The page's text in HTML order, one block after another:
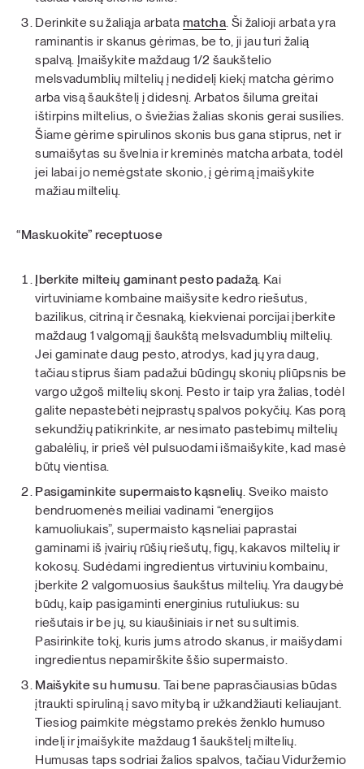
Derinkite su žaliąja arbatamatcha. Ši žalioji arbata yra
raminantis ir skanus gėrimas, be to, ji jau turi žalią
spalvą. Įmaišykite maždaug 1/2 šaukštelio
melsvadumblių miltelių į nedidelį kiekį matcha gėrimo
arba visą šaukštelį į didesnį. Arbatos šiluma greitai
ištirpins miltelius, o šviežias žalias skonis gerai susilies.
Šiame gėrime spirulinos skonis bus gana stiprus, net ir
sumaišytas su švelnia ir kreminės matcha arbata, todėl
jei labai jo nemėgstate skonio, į gėrimą įmaišykite
mažiau miltelių.
“Maskuokite” receptuose
Įberkite milteių gaminant pesto padažą. Kai
virtuviniame kombaine maišysite kedro riešutus,
bazilikus, citriną ir česnaką, kiekvienai porcijai įberkite
maždaug 1 valgomąjį šaukštą melsvadumblių miltelių.
Jei gaminate daug pesto, atrodys, kad jų yra daug,
tačiau stiprus šiam padažui būdingų skonių pliūpsnis be
vargo užgoš miltelių skonį. Pesto ir taip yra žalias, todėl
galite nepastebėti neįprastų spalvos pokyčių. Kas porą
sekundžių patikrinkite, ar nesimato pastebimų miltelių
gabalėlių, ir prieš vėl pulsuodami išmaišykite, kad masė
būtų vientisa.
Pasigaminkite supermaisto kąsnelių . Sveiko maisto
bendruomenės meiliai vadinami “energijos
kamuoliukais”, supermaisto kąsneliai paprastai
gaminami iš įvairių rūšių riešutų, figų, kakavos miltelių ir
kokosų. Sudėdami ingredientus virtuviniu kombainu,
įberkite 2 valgomuosius šaukštus miltelių. Yra daugybė
būdų, kaip pasigaminti energinius rutuliukus: su
riešutais ir be jų, su kiaušiniais ir net su sultimis.
Pasirinkite tokį, kuris jums atrodo skanus, ir maišydami
ingredientus nepamirškite ššio supermaisto.
Maišykite su humusu. Tai bene paprasčiausias būdas
įtraukti spiruliną į savo mitybą ir užkandžiauti keliaujant.
Tiesiog paimkite mėgstamo prekės ženklo humuso
indelį ir įmaišykite maždaug 1 šaukštelį miltelių.
Humusas taps sodriai žalios spalvos, tačiau Viduržemio